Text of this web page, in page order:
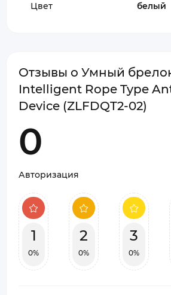
Цвет белый
Отзывы о Умный
Intelligent Rope Type
Device (ZLFDQT2-02)
0
Авторизация
1
0%
2
0%
3
0%